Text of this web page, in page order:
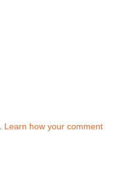
Learn how your comment